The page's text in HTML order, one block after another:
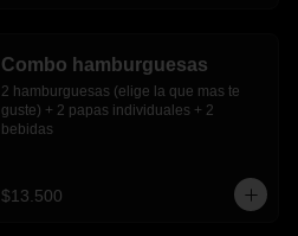
Combo hamburguesas
2 hamburguesas (elige la que mas te
guste) + 2 papas individuales + 2
bebidas
$13.500